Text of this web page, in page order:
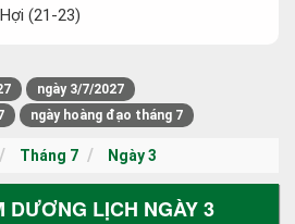
(21-23)
ngày 3/7/2027
ngày hoàng đạo tháng 7
Tháng 7 Ngày 3
DƯƠNG LỊCH NGÀY 3